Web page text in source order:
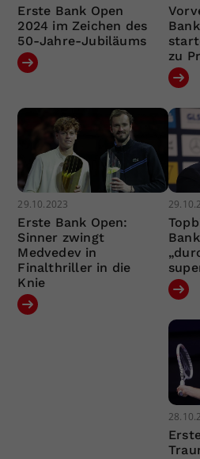
Erste Bank Open
2024 im Zeichen des
50-Jahre-Jubiläums
zu
29.10.2023
Erste Bank Open:
Sinner zwingt
Medvedev in
Finalthriller in die
Knie